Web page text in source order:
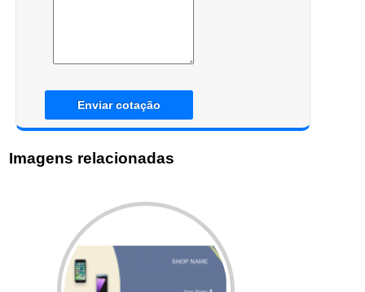
Enviar cotação
Imagens relacionadas